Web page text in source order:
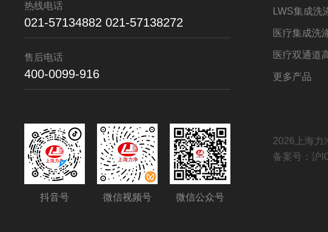
热线电话
021-57134882 021-57138272
售后电话
400-0099-916
抖音号 微信视频号 微信公众号
LWS集成洗
医疗集成洗
医疗双通道
更多产品
2026上海力
备案号：沪